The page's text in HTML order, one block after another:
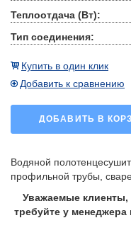
Теплоотдача (Вт):
Тип соединения:
Купить в один клик
Добавить к сравнению
ДОБАВИТЬ В
Водяной
профильной трубы,
Уважаемые клиенты,
требуйте у